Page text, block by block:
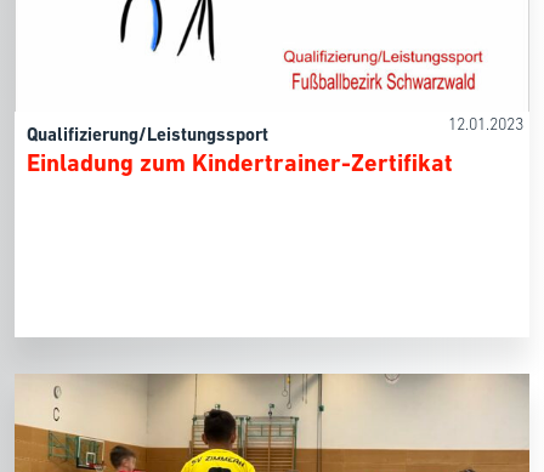
12.01.2023
Qualifizierung/Leistungssport
Einladung zum Kindertrainer-Zertifikat